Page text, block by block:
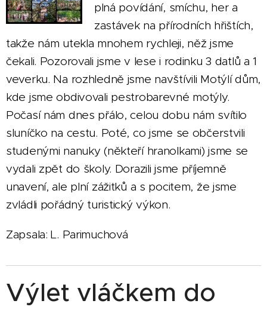
plná povídání, smíchu, her a
zastávek na přírodních hřištích,
takže nám utekla mnohem rychleji, něž jsme
čekali. Pozorovali jsme v lese i rodinku 3 datlů a 1
veverku. Na rozhledně jsme navštívili Motýlí dům,
kde jsme obdivovali pestrobarevné motýly.
Počasí nám dnes přálo, celou dobu nám svítilo
sluníčko na cestu. Poté, co jsme se občerstvili
studenými nanuky (někteří hranolkami) jsme se
vydali zpět do školy. Dorazili jsme příjemně
unavení, ale plní zážitků a s pocitem, že jsme
zvládli pořádný turistický výkon.
Zapsala: L. Parimuchová
Výlet vláčkem do